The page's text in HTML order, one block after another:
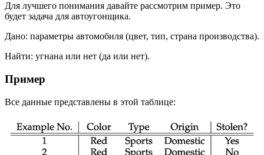
Для лучшего понимания давайте рассмотрим пример. Это
будет задача для автоугонщика.
Дано: параметры автомобиля (цвет, тип, страна производства).
Найти: угнана или нет (да или нет).
Пример
Все данные представлены в этой таблице: